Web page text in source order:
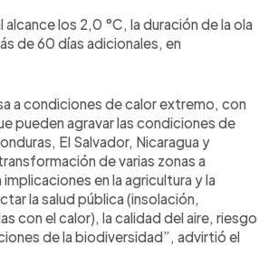
los 2,0 °C, la duración de la ola
de 60 días adicionales, en
a condiciones de calor extremo, con
pueden agravar las condiciones de
El Salvador, Nicaragua y
de varias zonas a
en la agricultura y la
la salud pública (insolación,
con el calor), la calidad del aire, riesgo
de la biodiversidad”, advirtió el